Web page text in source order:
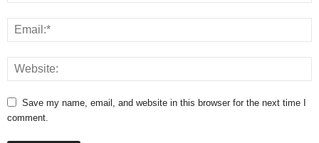
Save my name, email, and website in this browser for the next time I
comment.